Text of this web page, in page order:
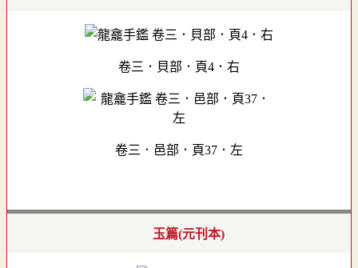
卷三．貝部．頁4．右
卷三．邑部．頁37．左
玉篇(元刊本)